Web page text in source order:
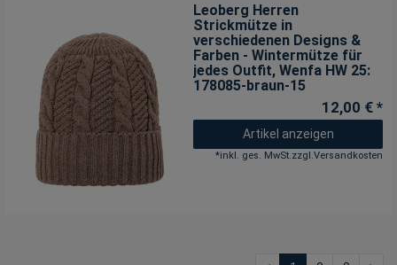
Leoberg Herren
Strickmütze in
verschiedenen Designs &
Farben - Wintermütze für
jedes Outfit, Wenfa HW 25:
178085-braun-15
12,00 € *
Artikel anzeigen
*inkl. ges. MwSt. zzgl. Versandkosten